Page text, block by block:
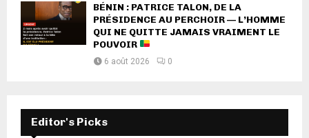
BÉNIN : PATRICE TALON, DE LA
PRÉSIDENCE AU PERCHOIR — L’HOMME
QUI NE QUITTE JAMAIS VRAIMENT LE
POUVOIR
6 août 2026 0
Editor's Picks